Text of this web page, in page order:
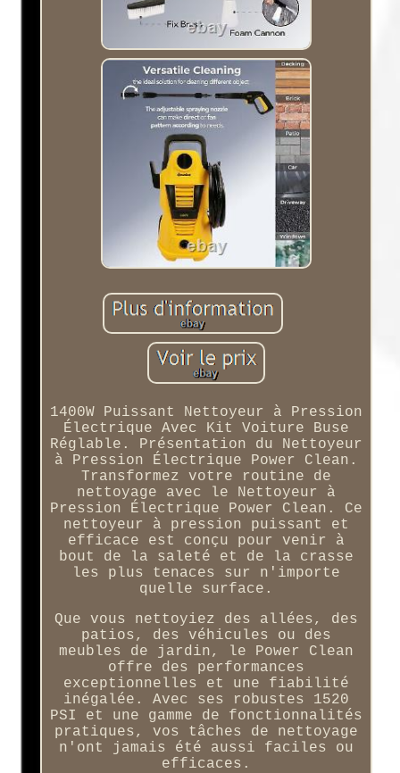
1400W Puissant Nettoyeur à Pression
Électrique Avec Kit Voiture Buse
Réglable. Présentation du Nettoyeur
à Pression Électrique Power Clean.
Transformez votre routine de
nettoyage avec le Nettoyeur à
Pression Électrique Power Clean. Ce
nettoyeur à pression puissant et
efficace est conçu pour venir à
bout de la saleté et de la crasse
les plus tenaces sur n'importe
quelle surface.
Que vous nettoyiez des allées, des
patios, des véhicules ou des
meubles de jardin, le Power Clean
offre des performances
exceptionnelles et une fiabilité
inégalée. Avec ses robustes 1520
PSI et une gamme de fonctionnalités
pratiques, vos tâches de nettoyage
n'ont jamais été aussi faciles ou
efficaces.